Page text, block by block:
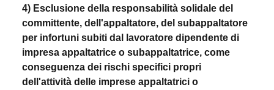
4) Esclusione della responsabilità solidale del
committente, dell'appaltatore, del subappaltatore
per infortuni subiti dal lavoratore dipendente di
impresa appaltatrice o subappaltatrice, come
conseguenza dei rischi specifici propri
dell'attività delle imprese appaltatrici o